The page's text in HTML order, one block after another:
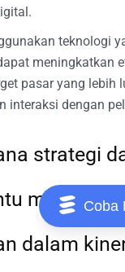
teknologi
meningkatkan
pasar yang lebih
interaksi dengan
strategi
mengatasi
dalam
Coba